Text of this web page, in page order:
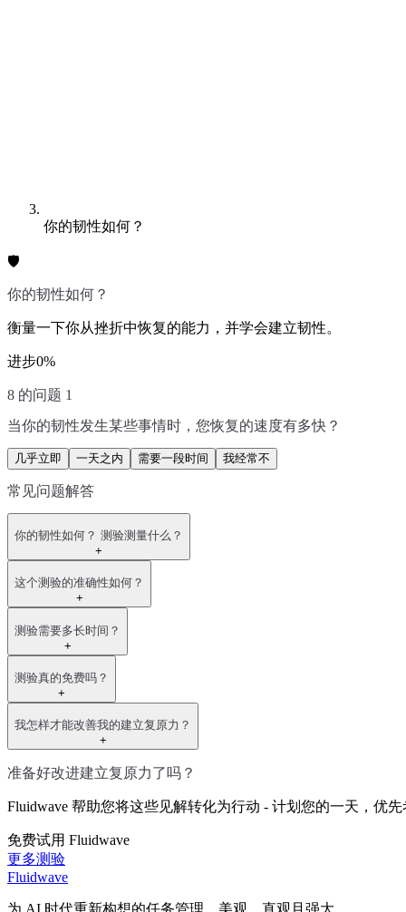
你的韧性如何？
🛡️
你的韧性如何？
衡量一下你从挫折中恢复的能力，并学会建立韧性。
进步0%
8 的问题 1
当你的韧性发生某些事情时，您恢复的速度有多快？
几乎立即 一天之内 需要一段时间 我经常不
常见问题解答
你的韧性如何？ 测验测量什么？
+
这个测验的准确性如何？
+
测验需要多长时间？
+
测验真的免费吗？
+
我怎样才能改善我的建立复原力？
+
准备好改进建立复原力了吗？
Fluidwave 帮助您将这些见解转化为行动 - 计划您的一天，优
免费试用 Fluidwave
更多测验
Fluidwave